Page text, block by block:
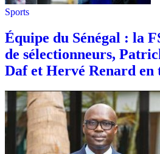
Sports
Équipe du Sénégal : la
de sélectionneurs,
Daf et Hervé Renard en